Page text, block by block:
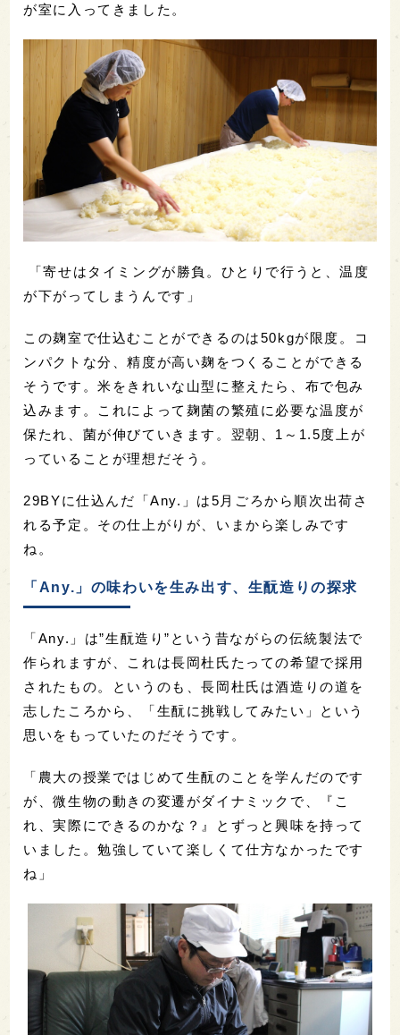
が室に入ってきました。
「寄せはタイミングが勝負。ひとりで行うと、温度
が下がってしまうんです」
この麹室で仕込むことができるのは50kgが限度。コ
ンパクトな分、精度が高い麹をつくることができる
そうです。米をきれいな山型に整えたら、布で包み
込みます。これによって麹菌の繁殖に必要な温度が
保たれ、菌が伸びていきます。翌朝、1～1.5度上が
っていることが理想だそう。
29BYに仕込んだ「Any.」は5月ごろから順次出荷さ
れる予定。その仕上がりが、いまから楽しみです
ね。
「Any.」の味わいを生み出す、生酛造りの探求
「Any.」は”生酛造り”という昔ながらの伝統製法で
作られますが、これは長岡杜氏たっての希望で採用
されたもの。というのも、長岡杜氏は酒造りの道を
志したころから、「生酛に挑戦してみたい」という
思いをもっていたのだそうです。
「農大の授業ではじめて生酛のことを学んだのです
が、微生物の動きの変遷がダイナミックで、『こ
れ、実際にできるのかな？』とずっと興味を持って
いました。勉強していて楽しくて仕方なかったです
ね」